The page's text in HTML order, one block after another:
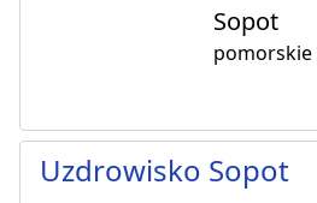
Sopot
pomorskie
Uzdrowisko Sopot